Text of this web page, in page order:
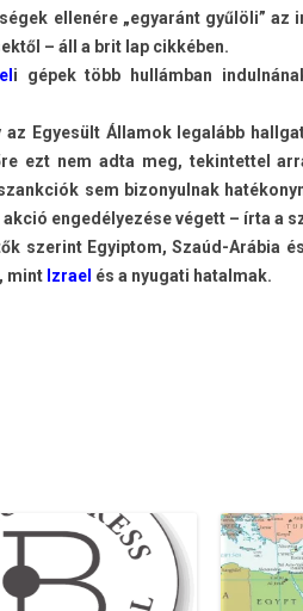
ellenére „egyaránt gyűlöli” az
– áll a brit lap cikkében.
i gépek több hullámban
Egyesült Államok legalább
ezt nem adta meg, tekin­tettel
sem bi­zonyul­nak
akció engedélyezése végett – írta a
szerint Egyip­tom, Szaúd-Arábia
mint Iz­rael és a nyugati hatal­mak.